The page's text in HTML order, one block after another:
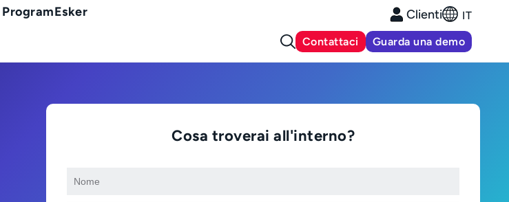
Esker Clienti IT
Contattaci Guarda una demo
Cosa troverai all'interno?